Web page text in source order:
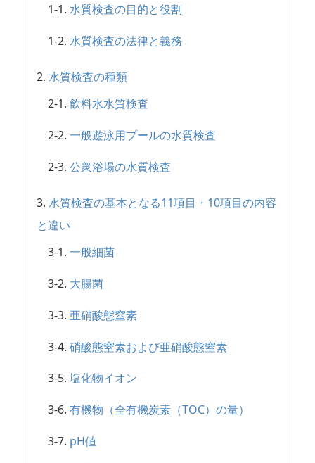
水質検査の目的と役割
水質検査の法律と義務
水質検査の種類
飲料水水質検査
一般遊泳用プールの水質検査
公衆浴場の水質検査
水質検査の基本となる11項目・10項目の内容
と違い
一般細菌
大腸菌
亜硝酸態窒素
硝酸態窒素および亜硝酸態窒素
塩化物イオン
有機物（全有機炭素（TOC）の量）
pH値